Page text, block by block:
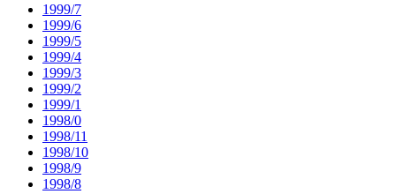
1999/7
1999/6
1999/5
1999/4
1999/3
1999/2
1999/1
1998/0
1998/11
1998/10
1998/9
1998/8